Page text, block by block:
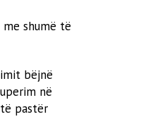
shumë të
bëjnë
në
pastër